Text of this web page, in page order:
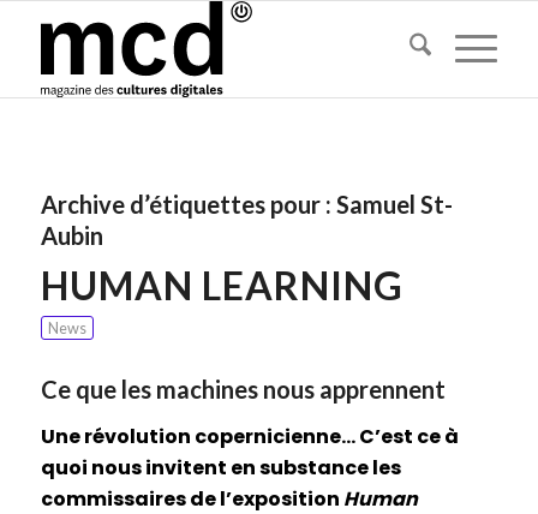
Archive d’étiquettes pour : Samuel St-
Aubin
HUMAN LEARNING
News
Ce que les machines nous apprennent
Une révolution copernicienne… C’est ce à
quoi nous invitent en substance les
commissaires de l’exposition Human